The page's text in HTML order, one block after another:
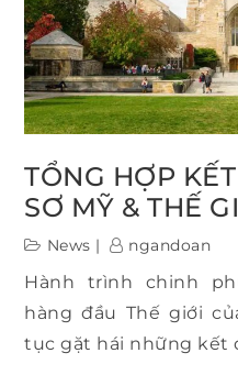
TỔNG HỢP
SƠ MỸ & THẾ
News ngandoan
Hành trình chinh
hàng đầu Thế giới
tục gặt hái những kết